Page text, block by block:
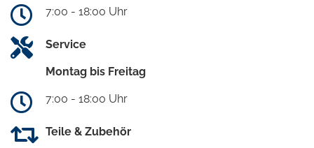
7:00 - 18:00 Uhr
Service
Montag bis Freitag
7:00 - 18:00 Uhr
Teile & Zubehör